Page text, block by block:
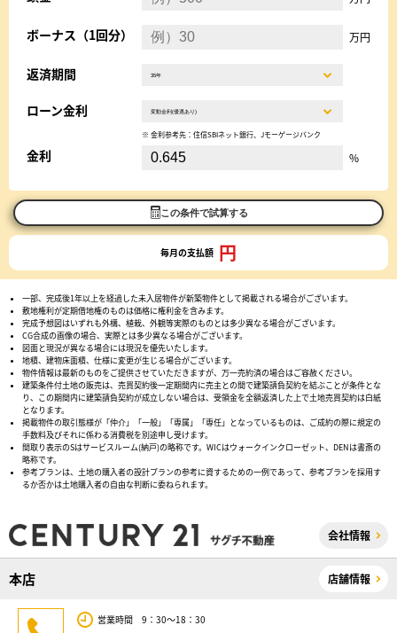
ボーナス（1回分） 万円
返済期間
ローン金利
※ 金利参考先：住信SBIネット銀行、Jモーゲージバンク
金利 %
この条件で試算する
毎月の支払額 円
一部、完成後1年以上を経過した未入居物件が新築物件として掲載される場合がございます。
敷地権利が定期借地権のものは価格に権利金を含みます。
完成予想図はいずれも外構、植栽、外観等実際のものとは多少異なる場合がございます。
CG合成の画像の場合、実際とは多少異なる場合がございます。
図面と現況が異なる場合には現況を優先いたします。
地積、建物床面積、仕様に変更が生じる場合がございます。
物件情報は最新のものをご提供させていただきますが、万一売約済の場合はご容赦ください。
建築条件付土地の販売は、売買契約後一定期間内に売主との間で建築請負契約を結ぶことが条件とな
り、この期間内に建築請負契約が成立しない場合は、受領金を全額返済した上で土地売買契約は白紙
となります。
掲載物件の取引態様が「仲介」「一般」「専属」「専任」となっているものは、ご成約の際に規定の
手数料及びそれに係わる消費税を別途申し受けます。
間取り表示のSはサービスルーム(納戸)の略称です。WICはウォークインクローゼット、DENは書斎の
略称です。
参考プランは、土地の購入者の設計プランの参考に資するための一例であって、参考プランを採用す
るか否かは土地購入者の自由な判断に委ねられます。
会社情報
本店 店舗情報
営業時間 9：30～18：30